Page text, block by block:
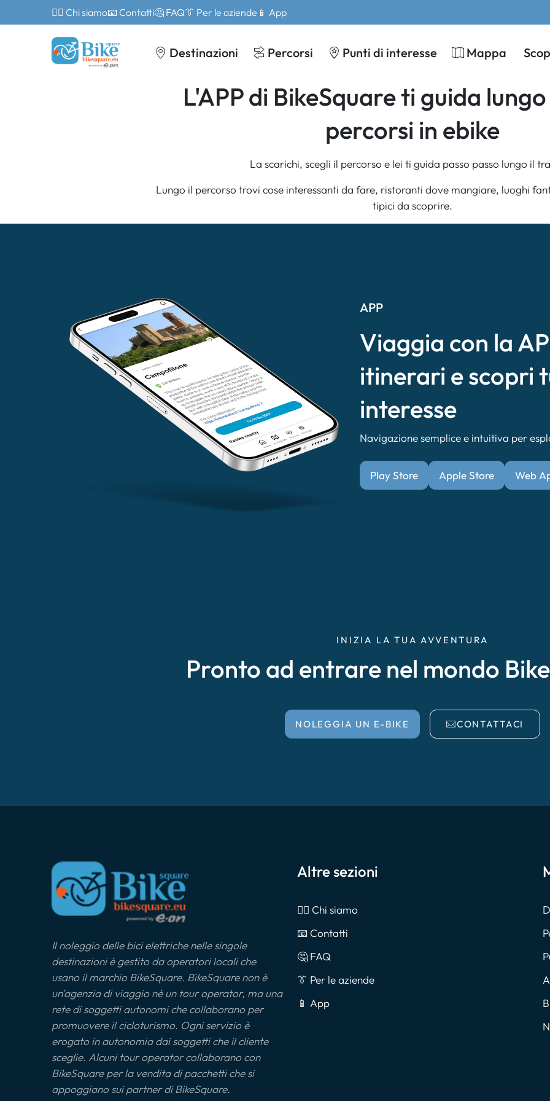
🙎‍♂️ Chi siamo📧 Contatti🤔 FAQ👔 Per le aziende 📱 App
Destinazioni Percorsi Punti di interesse Mappa
L'APP di BikeSquare ti guida
percorsi in ebike
La scarichi, scegli il percorso e lei ti guida passo passo lungo il
Lungo il percorso trovi cose interessanti da fare, ristoranti dove mangiare, luoghi
tipici da scoprire.
APP
Viaggia con la
itinerari e scopri
interesse
Navigazione semplice e intuitiva per
Play Store Apple Store Web
INIZIA LA TUA AVVENTURA
Pronto ad entrare nel mondo
NOLEGGIA UN E-BIKE CONTATTACI
Il noleggio delle bici elettriche nelle singole
destinazioni è gestito da operatori locali che
usano il marchio BikeSquare. BikeSquare non è
un'agenzia di viaggio nè un tour operator, ma una
rete di soggetti autonomi che collaborano per
promuovere il cicloturismo. Ogni servizio è
erogato in autonomia dai soggetti che il cliente
sceglie. Alcuni tour operator collaborano con
BikeSquare per la vendita di pacchetti che si
appoggiano sui partner di BikeSquare.
Altre sezioni
🙎‍♂️ Chi siamo
📧 Contatti
🤔 FAQ
👔 Per le aziende
📱 App